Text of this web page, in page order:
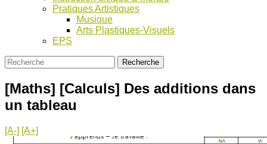
Pratiques Artistiques
Musique
Arts Plastiques-Visuels
EPS
[Maths] [Calculs] Des additions dans
un tableau
[A-] [A+]